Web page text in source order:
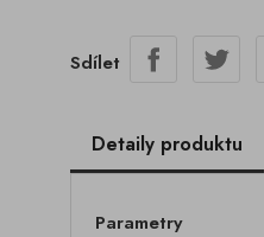
Sdílet
Detaily produktu
Parametry